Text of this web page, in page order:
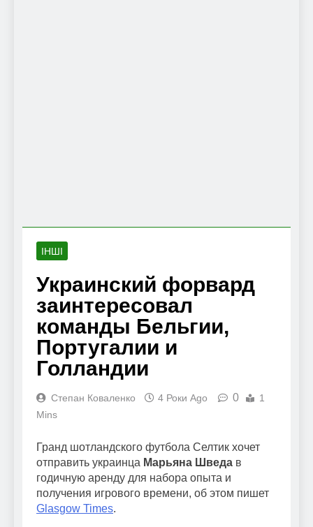
ІНШІ
Украинский форвард
заинтересовал
команды Бельгии,
Португалии и
Голландии
Степан Коваленко 4 Роки Ago 0
1
Mins
Гранд шотландского футбола Селтик хочет
отправить украинца Марьяна Шведа в
годичную аренду для набора опыта и
получения игрового времени, об этом пишет
Glasgow Times.